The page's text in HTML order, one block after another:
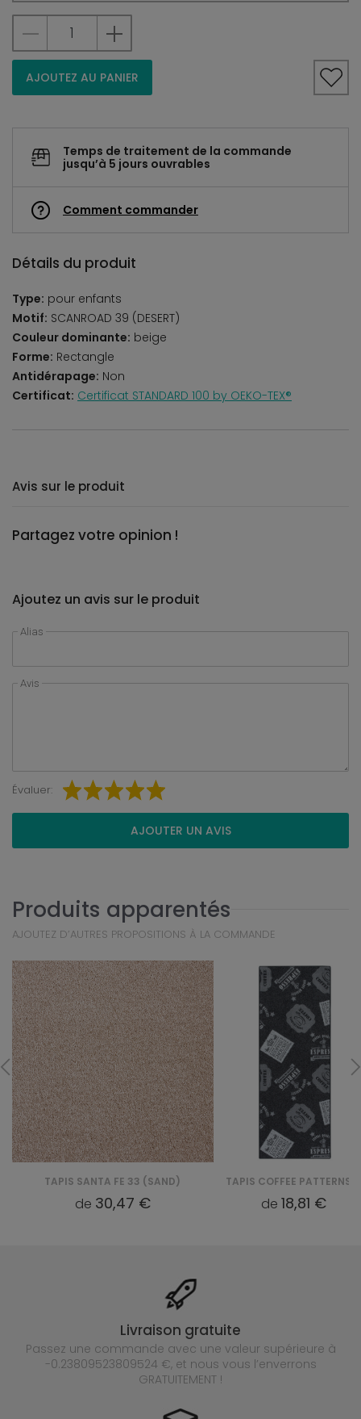
AJOUTEZ AU PANIER
Temps de traitement de la commande
jusqu’à 5 jours ouvrables
Comment commander
Détails du produit
Type: pour enfants
Motif: SCANROAD 39 (DESERT)
Couleur dominante: beige
Forme: Rectangle
Antidérapage: Non
Certificat: Certificat STANDARD 100 by OEKO-TEX®
Avis sur le produit
Partagez votre opinion !
Ajoutez un avis sur le produit
Alias
Avis
Évaluer:
AJOUTER UN AVIS
Produits apparentés
AJOUTEZ D’AUTRES PROPOSITIONS À LA COMMANDE
TAPIS SANTA FE 33 (SAND)
de 30,47 € de18,81 €
Livraison gratuite
Passez une commande avec une valeur supérieure à
-0.23809523809524 €, et nous vous l’enverrons
GRATUITEMENT !